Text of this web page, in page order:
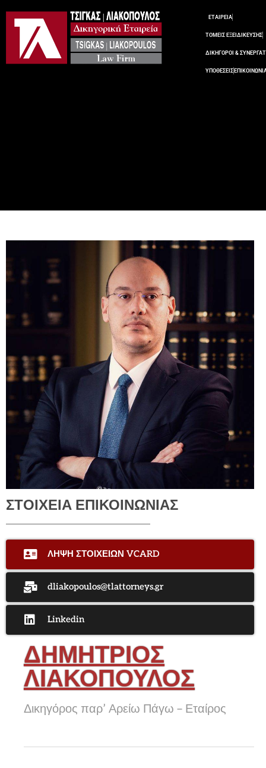
ΕΤΑΙΡΕΙΑ
ΤΟΜΕΙΣ ΕΞΕΙΔΙΚΕΥΣΗΣ
ΔΙΚΗΓΟΡΟΙ &
ΥΠΟΘΕΣΕΙΣ
ΣΤΟΙΧΕΙΑ ΕΠΙΚΟΙΝΩΝΙΑΣ
ΛΗΨΗ ΣΤΟΙΧΕΙΩΝ VCARD
dliakopoulos@tlattorneys.gr
Linkedin
ΔΗΜΗΤΡΙΟΣ
ΛΙΑΚΟΠΟΥΛΟΣ
Δικηγόρος παρ’ Αρείω Πάγω – Εταίρος